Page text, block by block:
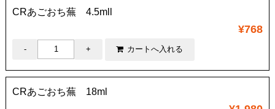
CRあごおち蕪 4.5mll
¥768
CRあごおち蕪 18ml